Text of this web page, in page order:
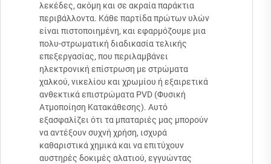
λεκέδες, ακόμη και σε ακραία παράκτια
περιβάλλοντα. Κάθε παρτίδα πρώτων υλών
είναι πιστοποιημένη, και εφαρμόζουμε μια
πολυ-στρωματική διαδικασία τελικής
επεξεργασίας, που περιλαμβάνει
ηλεκτρονική επίστρωση με στρώματα
χαλκού, νικελίου και χρωμίου ή εξαιρετικά
ανθεκτικά επιστρώματα PVD (Φυσική
Ατμοποίηση Κατακάθεσης). Αυτό
εξασφαλίζει ότι τα μπαταριές μας μπορούν
να αντέξουν συχνή χρήση, ισχυρά
καθαριστικά χημικά και να επιτύχουν
αυστηρές δοκιμές αλατιού, εγγυώντας